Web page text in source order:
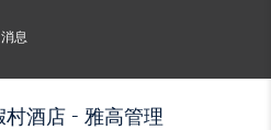
消息
酒店 - 雅高管理